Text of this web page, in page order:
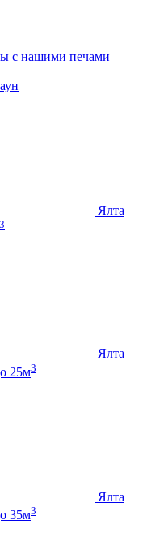
с нашими печами
Ялта
3
Ялта
25м3
Ялта
35м3